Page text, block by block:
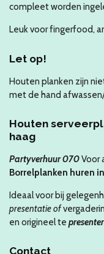
compleet worden
Leuk voor fingerfood,
Let op!
Houten planken zijn
met de hand
Houten
haag
Partyverhuur 070Voor
Borrelplanken huren
Ideaal voor bij
presentatie of
en origineel te
Contact